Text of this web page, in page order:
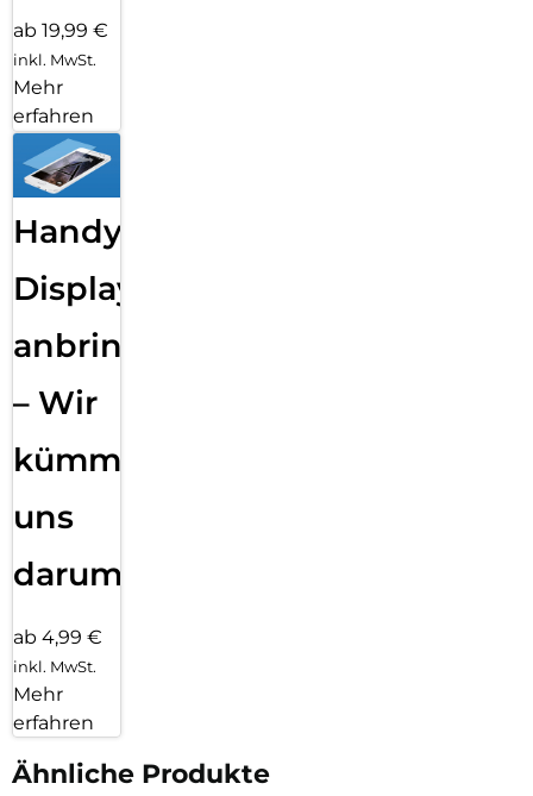
ab 19,99 €
inkl. MwSt.
Mehr
erfahren
Handy
Displayfolie
anbringen
– Wir
kümmern
uns
darum!
ab 4,99 €
inkl. MwSt.
Mehr
erfahren
Ähnliche Produkte